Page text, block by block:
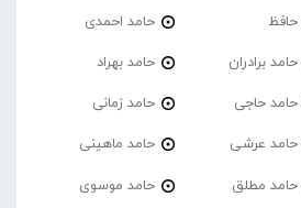
حافظ حامد احمدی
حامد برادران حامد بهراد
حامد حاجی حامد زمانی
حامد عرشی حامد ماهینی
حامد مطلق حامد موسوی